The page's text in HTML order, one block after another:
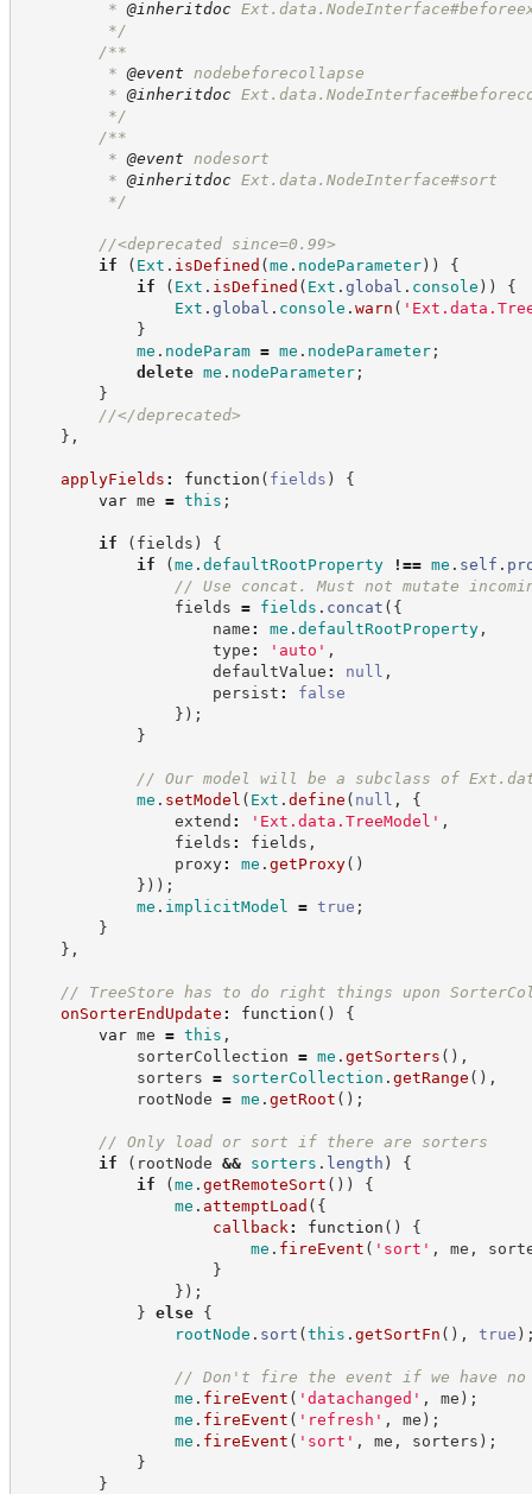
* @inheritdoc
*/
/**
* @event nodebeforecollapse
* @inheritdoc
*/
/**
* @event nodesort
* @inheritdoc Ext.data.NodeInterface#sort
*/
//<deprecated since=0.99>
if
( Ext . isDefined (me . nodeParameter) )
{
if
( Ext . isDefined ( Ext . global . console ) )
{
Ext . global . console . warn ( '
}
me . nodeParam = me . nodeParameter;
delete me . nodeParameter;
}
//</deprecated>
} ,
applyFields : function ( fields )
{
var me = this ;
if ( fields )
{
if
(me . defaultRootProperty !== me . self .
// Use concat. Must not mutate
fields = fields . concat ( {
name : me . defaultRootProperty,
type : ' auto ' ,
defaultValue : null ,
persist :
false
} ) ;
}
// Our model will be a subclass of
me . setModel ( Ext . define ( null ,
{
extend : ' Ext.data.TreeModel ' ,
fields : fields ,
proxy: me . getProxy( )
} ) ) ;
me . implicitModel = true ;
}
} ,
// TreeStore has to do right things upon
onSorterEndUpdate : function ( )
{
var me = this ,
sorterCollection = me . getSorters ( ) ,
sorters = sorterCollection . getRange ( ) ,
rootNode = me . getRoot ( ) ;
// Only load or sort if there are sorters
if
( rootNode && sorters . length )
{
if
(me . getRemoteSort ( ) )
{
me . attemptLoad ( {
callback : function ( )
{
me . fireEvent ( ' sort ' , me ,
}
} ) ;
} else
{
rootNode . sort (this . getSortFn ( ) , true )
// Don't fire the event if we have
me . fireEvent ( ' datachanged ' , me ) ;
me . fireEvent ( ' refresh ' , me ) ;
me . fireEvent ( ' sort ' , me , sorters ) ;
}
}